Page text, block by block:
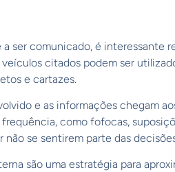
ser comunicado, é interessante
citados podem ser
e cartazes.
e as informações chegam
como fofocas,
se sentirem parte das
são uma estratégia para